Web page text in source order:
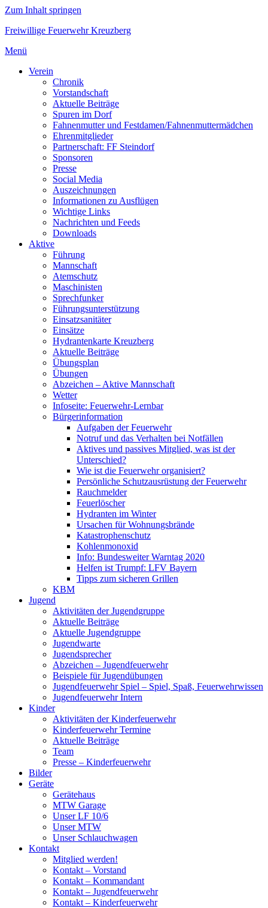
Zum Inhalt springen
Freiwillige Feuerwehr Kreuzberg
Menü
Verein
Chronik
Vorstandschaft
Aktuelle Beiträge
Spuren im Dorf
Fahnenmutter und Festdamen/Fahnenmuttermädchen
Ehrenmitglieder
Partnerschaft: FF Steindorf
Sponsoren
Presse
Social Media
Auszeichnungen
Informationen zu Ausflügen
Wichtige Links
Nachrichten und Feeds
Downloads
Aktive
Führung
Mannschaft
Atemschutz
Maschinisten
Sprechfunker
Führungsunterstützung
Einsatzsanitäter
Einsätze
Hydrantenkarte Kreuzberg
Aktuelle Beiträge
Übungsplan
Übungen
Abzeichen – Aktive Mannschaft
Wetter
Infoseite: Feuerwehr-Lernbar
Bürgerinformation
Aufgaben der Feuerwehr
Notruf und das Verhalten bei Notfällen
Aktives und passives Mitglied, was ist der
Unterschied?
Wie ist die Feuerwehr organisiert?
Persönliche Schutzausrüstung der Feuerwehr
Rauchmelder
Feuerlöscher
Hydranten im Winter
Ursachen für Wohnungsbrände
Katastrophenschutz
Kohlenmonoxid
Info: Bundesweiter Warntag 2020
Helfen ist Trumpf: LFV Bayern
Tipps zum sicheren Grillen
KBM
Jugend
Aktivitäten der Jugendgruppe
Aktuelle Beiträge
Aktuelle Jugendgruppe
Jugendwarte
Jugendsprecher
Abzeichen – Jugendfeuerwehr
Beispiele für Jugendübungen
Jugendfeuerwehr Spiel – Spiel, Spaß, Feuerwehrwissen
Jugendfeuerwehr Intern
Kinder
Aktivitäten der Kinderfeuerwehr
Kinderfeuerwehr Termine
Aktuelle Beiträge
Team
Presse – Kinderfeuerwehr
Bilder
Geräte
Gerätehaus
MTW Garage
Unser LF 10/6
Unser MTW
Unser Schlauchwagen
Kontakt
Mitglied werden!
Kontakt – Vorstand
Kontakt – Kommandant
Kontakt – Jugendfeuerwehr
Kontakt – Kinderfeuerwehr